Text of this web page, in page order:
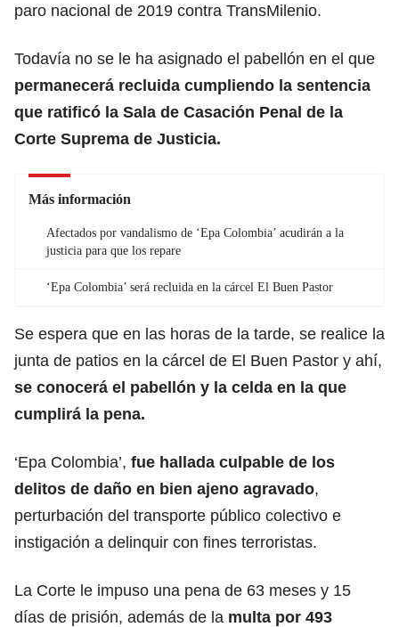
paro nacional de 2019 contra TransMilenio.
Todavía no se le ha asignado el pabellón en el que
permanecerá recluida cumpliendo la sentencia
que ratificó la Sala de Casación Penal de la
Corte Suprema de Justicia.
Más información
Afectados por vandalismo de ‘Epa Colombia’ acudirán a la
justicia para que los repare
‘Epa Colombia’ será recluida en la cárcel El Buen Pastor
Se espera que en las horas de la tarde, se realice la
junta de patios en la cárcel de El Buen Pastor y ahí,
se conocerá el pabellón y la celda en la que
cumplirá la pena.
‘Epa Colombia’, fue hallada culpable de los
delitos de daño en bien ajeno agravado,
perturbación del transporte público colectivo e
instigación a delinquir con fines terroristas.
La Corte le impuso una pena de 63 meses y 15
días de prisión, además de la multa por 493